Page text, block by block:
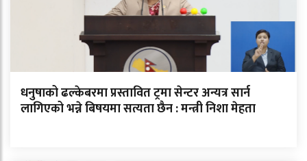
धनुषाको ढल्केबरमा प्रस्तावित ट्रमा सेन्टर अन्यत्र सार्न
लागिएको भन्ने बिषयमा सत्यता छैन : मन्त्री निशा मेहता